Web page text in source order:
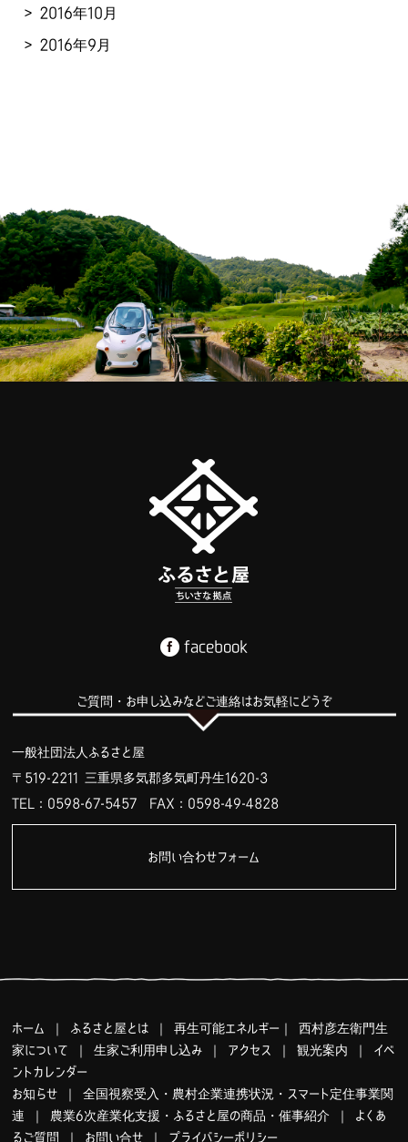
2016年10月
2016年9月
facebook
ご質問・お申し込みなどご連絡はお気軽にどうぞ
一般社団法人ふるさと屋
〒519-2211 三重県多気郡多気町丹生1620-3
TEL：0598-67-5457 FAX：0598-49-4828
お問い合わせフォーム
ホーム ふるさと屋とは ｜再生可能エネルギー ｜西村彦左衛門生
家について
｜生家ご利用申し込み アクセス ｜観光案内
イベ
ントカレンダー
お知らせ ｜全国視察受入・農村企業連携状況・スマート定住事業関
連
農業6次産業化支援・ふるさと屋の商品・催事紹介
よくあ
るご質問
お問い合せ プライバシーポリシー